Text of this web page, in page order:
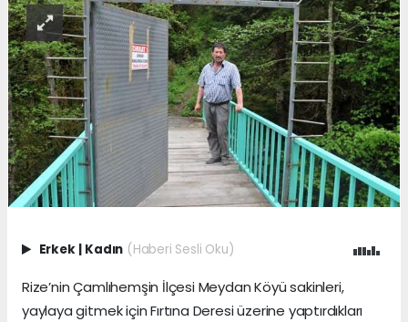
Erkek Kadın (Haberi Sesli Oku)
Rize’nin Çamlıhemşin İlçesi Meydan Köyü sakinleri,
yaylaya gitmek için Fırtına Deresi üzerine yaptırdıkları